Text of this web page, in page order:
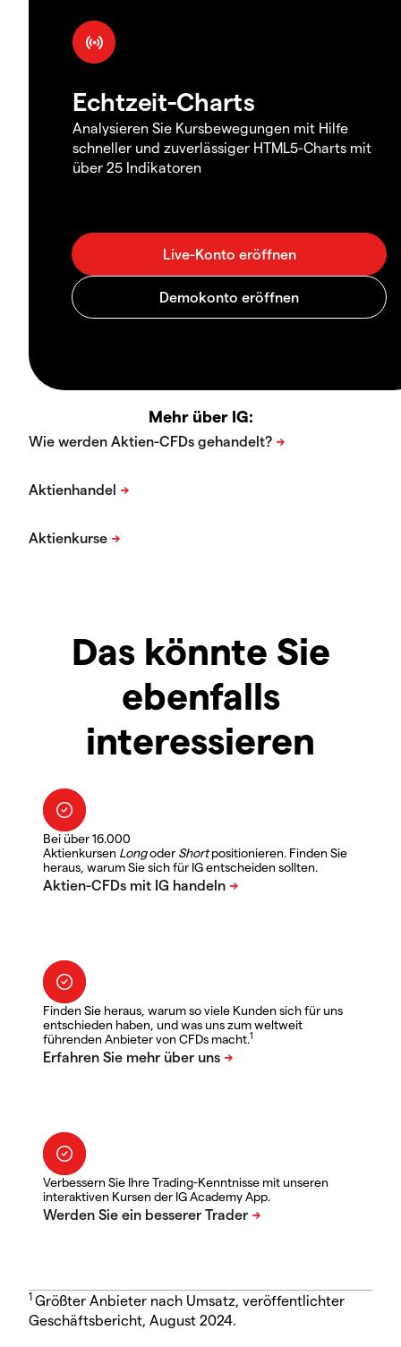
Echtzeit-Charts
Analysieren Sie Kursbewegungen mit Hilfe
schneller und zuverlässiger HTML5-Charts mit
über 25 Indikatoren
Mehr über IG:
Das könnte Sie
ebenfalls
interessieren
Bei über 16.000
Aktienkursen LongoderShortpositionieren. Finden Sie
heraus, warum Sie sich für IG entscheiden sollten.
Finden Sie heraus, warum so viele Kunden sich für uns
entschieden haben, und was uns zum weltweit
führenden Anbieter von CFDs macht.1
Verbessern Sie Ihre Trading-Kenntnisse mit unseren
interaktiven Kursen der IG Academy App.
1 Größter Anbieter nach Umsatz, veröffentlichter
Geschäftsbericht, August 2024.